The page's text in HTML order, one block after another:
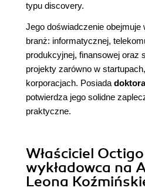
typu discovery.
Jego doświadczenie obejmuje
branż: informatycznej,
produkcyjnej, finansowej oraz
projekty zarówno w
korporacjach. Posiada
potwierdza jego solidne
praktyczne.
Właściciel
wykładowca na
Leona